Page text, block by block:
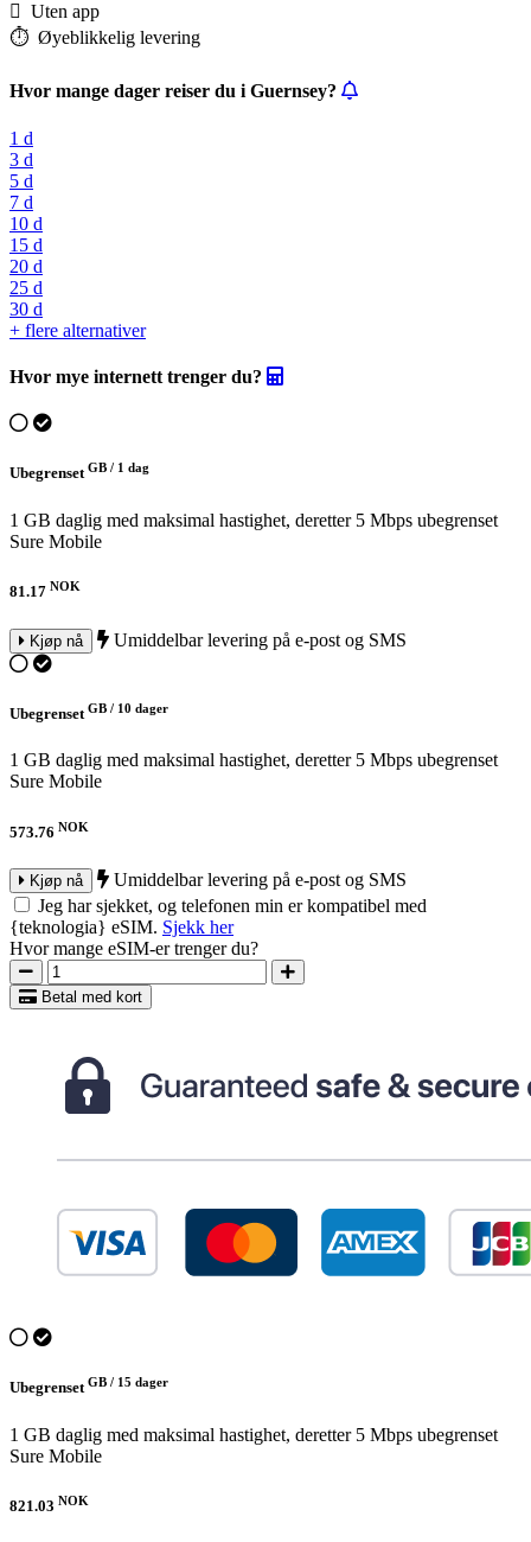
️ Uten app
⏱️️ Øyeblikkelig levering
Hvor mange dager reiser du i Guernsey?
1 d
3 d
5 d
7 d
10 d
15 d
20 d
25 d
30 d
+ flere alternativer
Hvor mye internett trenger du?
UbegrensetGB / 1 dag
1 GB daglig med maksimal hastighet, deretter 5 Mbps ubegrenset
Sure Mobile
81.17 NOK
Kjøp nå Umiddelbar levering på e-post og SMS
UbegrensetGB / 10 dager
1 GB daglig med maksimal hastighet, deretter 5 Mbps ubegrenset
Sure Mobile
573.76 NOK
Kjøp nå
Umiddelbar levering på e-post og SMS
Jeg har sjekket, og telefonen min er kompatibel med
{teknologia} eSIM. Sjekk her
Hvor mange eSIM-er trenger du?
Betal med kort
UbegrensetGB / 15 dager
1 GB daglig med maksimal hastighet, deretter 5 Mbps ubegrenset
Sure Mobile
821.03 NOK